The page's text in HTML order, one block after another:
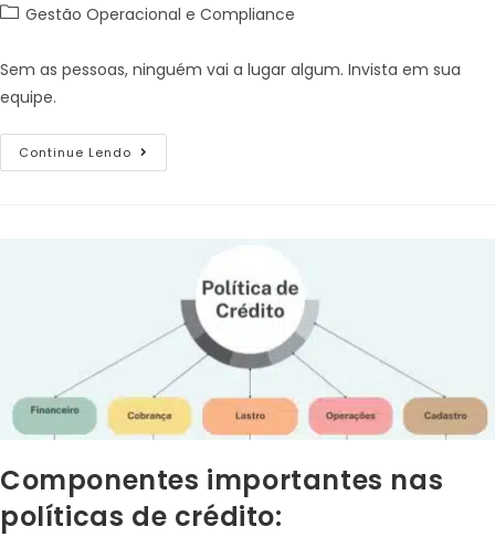
Gestão Operacional e Compliance
Sem as pessoas, ninguém vai a lugar algum. Invista em sua
equipe.
Continue Lendo
Componentes importantes nas
políticas de crédito: